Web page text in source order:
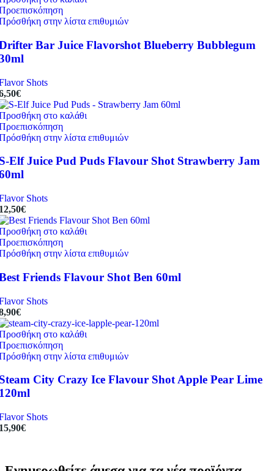
στην λίστα επιθυμιών
Bar Juice Flavorshot Blueberry Bubblegum
Shots
€
στο καλάθι
στην λίστα επιθυμιών
Elf Juice Pud Puds Flavour Shot Strawberry Jam
Shots
€
στο καλάθι
στην λίστα επιθυμιών
Friends Flavour Shot Ben 60ml
Shots
€
στο καλάθι
στην λίστα επιθυμιών
City Crazy Ice Flavour Shot Apple Pear Lime
Shots
€